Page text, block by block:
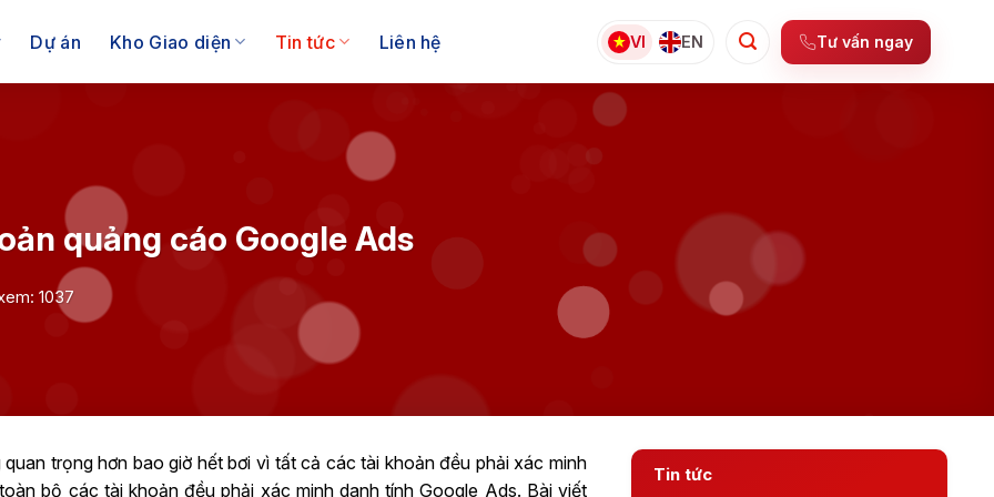
Dự án Kho Giao diện Tin tức Liên hệ VI EN Tư vấn ngay
quảng cáo Google Ads
1037
trọng hơn bao giờ hết bơi vì tất cả các tài khoản đều phải xác minh
bộ các tài khoản đều phải xác minh danh tính Google Ads. Bài viết
Tin tức